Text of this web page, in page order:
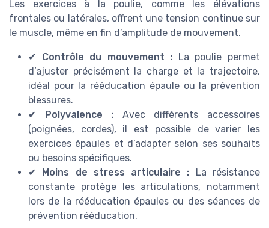
Les exercices à la poulie, comme les élévations
frontales ou latérales, offrent une tension continue sur
le muscle, même en fin d’amplitude de mouvement.
✔ Contrôle du mouvement : La poulie permet
d’ajuster précisément la charge et la trajectoire,
idéal pour la rééducation épaule ou la prévention
blessures.
✔
Polyvalence : Avec différents accessoires
(poignées, cordes), il est possible de varier les
exercices épaules et d’adapter selon ses souhaits
ou besoins spécifiques.
✔
Moins de stress articulaire : La résistance
constante protège les articulations, notamment
lors de la rééducation épaules ou des séances de
prévention rééducation.